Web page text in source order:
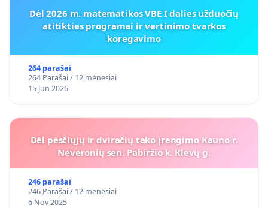
Dėl 2026 m. matematikos VBE I dalies užduočių
atitikties programai ir vertinimo tvarkos
koregavimo
264 parašai
264 Parašai / 12 mėnesiai
15 Jun 2026
Dėl pėsčiųjų ir dviračių tako įrengimo Kauno r.
Neveronių sen. Pabiržio k. Klevų g.
246 parašai
246 Parašai / 12 mėnesiai
6 Nov 2025